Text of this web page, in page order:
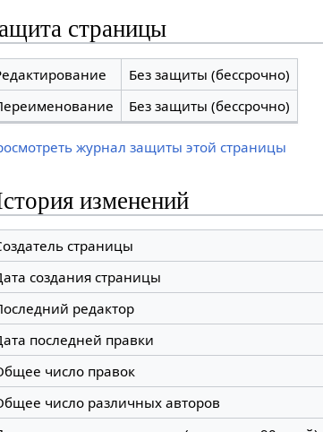
страницы
Без защиты (бессрочно)
Без защиты (бессрочно)
журнал защиты этой страницы
изменений
страницы
создания страницы
редактор
последней правки
число правок
число различных авторов